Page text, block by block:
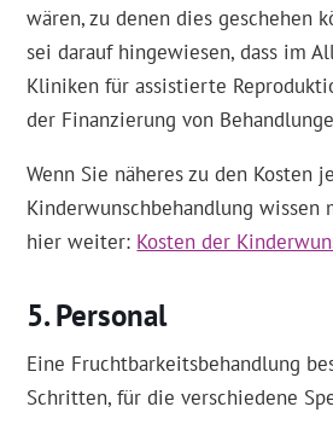
wären, zu denen dies geschehen
sei darauf hingewiesen, dass im
Kliniken für assistierte
der Finanzierung von
Wenn Sie näheres zu den Kosten
Kinderwunschbehandlung wissen
hier weiter: Kosten der
Personal
Eine Fruchtbarkeitsbehandlung
Schritten, für die verschiedene